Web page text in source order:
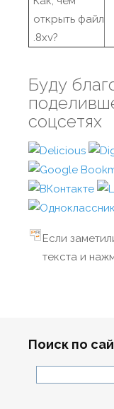
открыть файл
.8xv?
Буду
соцсетях
Если
текста и
Поиск по